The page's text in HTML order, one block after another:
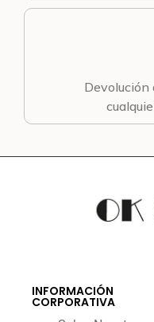
Devolución
INFORMACIÓN
CORPORATIVA